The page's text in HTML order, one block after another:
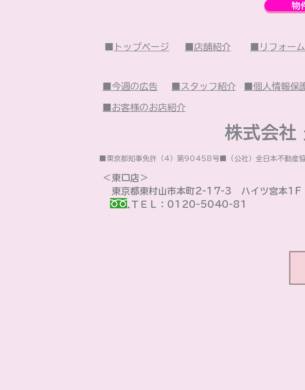
物
トップページ ■店舗紹介 ■リフォー
■今週の広告 ■スタッフ紹介 ■個人情報保
■お客様のお店紹介
■東京都知事免許（4）第90458号■（公社）全日本不動産
株式会社
＜東口店＞
東京都東村山市本町2-17-3 ハイツ宮本1F
ＴＥＬ：0120-5040-81